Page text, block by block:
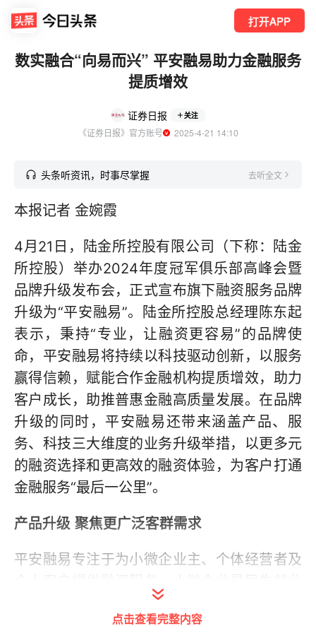
打开APP
数实融合“向易而兴” 平安融易助力金融服务
提质增效
证券日报 关注
《证券日报》官方账号
  2025-4-21 14:10
头条听资讯，时事尽掌握 去听全文
本报记者 金婉霞
4月21日，陆金所控股有限公司（下称：陆金
所控股）举办2024年度冠军俱乐部高峰会暨
品牌升级发布会，正式宣布旗下融资服务品牌
升级为“平安融易”。陆金所控股总经理陈东起
表示，秉持“专业，让融资更容易”的品牌使
命，平安融易将持续以科技驱动创新，以服务
赢得信赖，赋能合作金融机构提质增效，助力
客户成长，助推普惠金融高质量发展。在品牌
升级的同时，平安融易还带来涵盖产品、服
务、科技三大维度的业务升级举措，以更多元
的融资选择和更高效的融资体验，为客户打通
金融服务“最后一公里”。
产品升级 聚焦更广泛客群需求
平安融易专注于为小微企业主、个体经营者及
的基石，平安融易面向小微推出“微营贷”优票
方案、无抵尊享方案等无抵押贷款方案，基于
点击查看完整内容